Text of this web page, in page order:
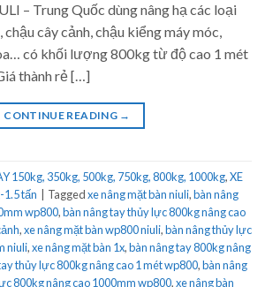
– Trung Quốc dùng nâng hạ các loại
chậu cây cảnh, chậu kiểng máy móc,
có khối lượng 800kg từ độ cao 1 mét
thành rẻ […]
CONTINUE READING →
150kg, 350kg, 500kg, 750kg, 800kg, 1000kg,XE
tấn
Taggedxe nâng mặt bàn niuli,bàn nâng
wp800,bàn nâng tay thủy lực 800kg nâng cao
,xe nâng mặt bàn wp800 niuli,bàn nâng thủy lực
niuli,xe nâng mặt bàn 1x,bàn nâng tay 800kg nâng
thủy lực 800kg nâng cao 1 mét wp800,bàn nâng
800kg nâng cao 1000mm wp800,xe nâng bàn